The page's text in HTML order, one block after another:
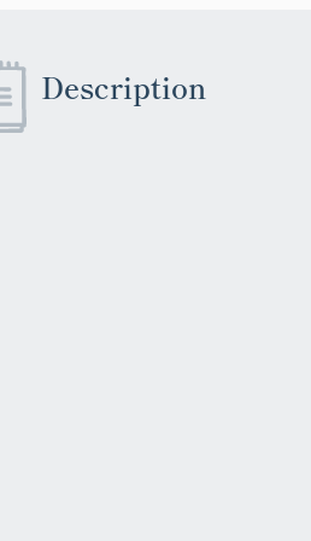
Description